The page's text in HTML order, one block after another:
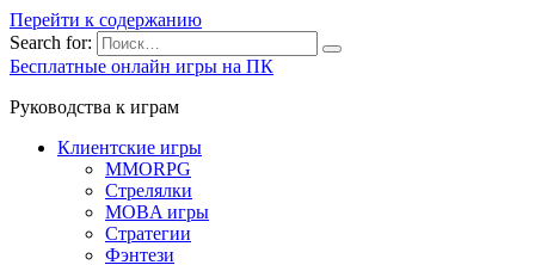
Перейти к содержанию
Search for:
Бесплатные онлайн игры на ПК
Руководства к играм
Клиентские игры
MMORPG
Стрелялки
MOBA игры
Стратегии
Фэнтези